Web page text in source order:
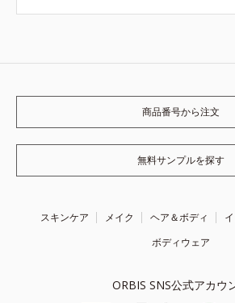
商品番号から注文
無料サンプルを探す
スキンケア メイク ヘア＆ボディ
ボディウェア
ORBIS SNS公式アカウ